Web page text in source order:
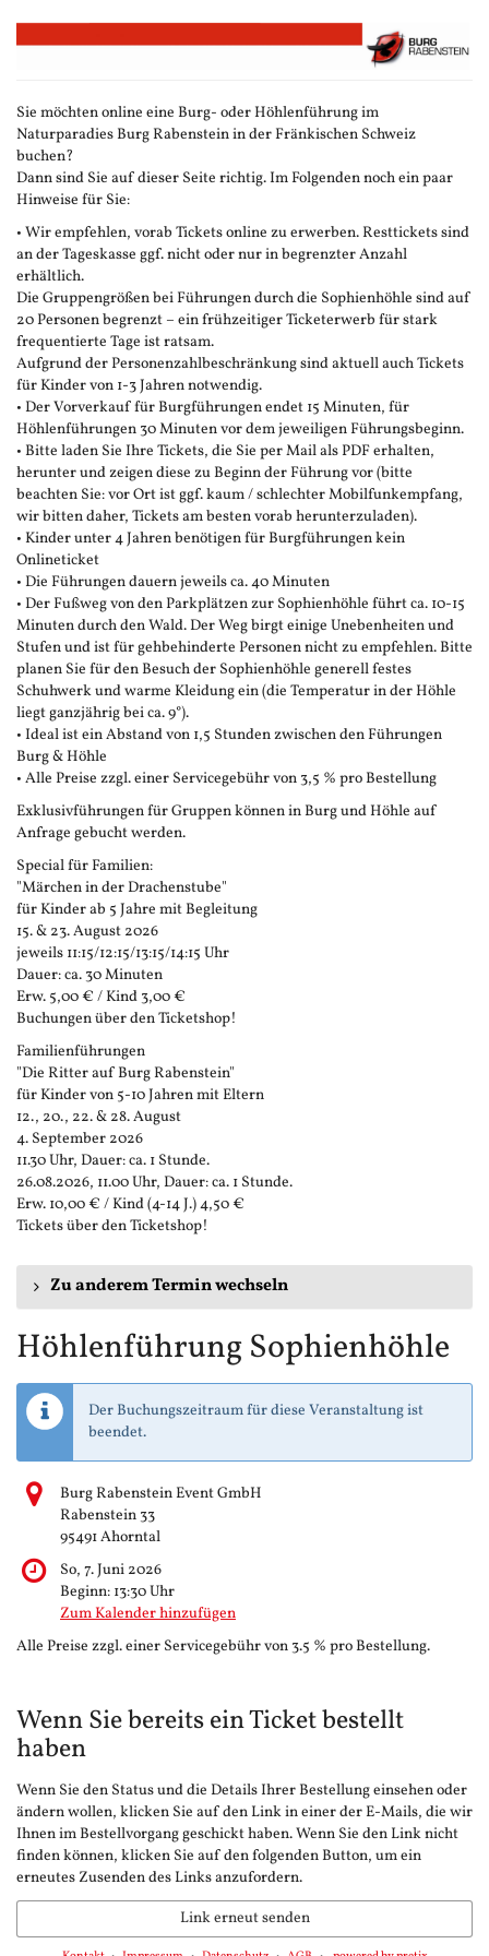
Zum
Haupt-
Sie möchten online eine Burg- oder Höhlenführung im
Naturparadies Burg Rabenstein in der Fränkischen Schweiz
buchen?
Dann sind Sie auf dieser Seite richtig. Im Folgenden noch ein paar
Hinweise für Sie:
• Wir empfehlen, vorab Tickets online zu erwerben. Resttickets sind
an der Tageskasse ggf. nicht oder nur in begrenzter Anzahl
erhältlich.
Die Gruppengrößen bei Führungen durch die Sophienhöhle sind auf
20 Personen begrenzt – ein frühzeitiger Ticketerwerb für stark
frequentierte Tage ist ratsam.
Aufgrund der Personenzahlbeschränkung sind aktuell auch Tickets
für Kinder von 1-3 Jahren notwendig.
• Der Vorverkauf für Burgführungen endet 15 Minuten, für
Höhlenführungen 30 Minuten vor dem jeweiligen Führungsbeginn.
• Bitte laden Sie Ihre Tickets, die Sie per Mail als PDF erhalten,
herunter und zeigen diese zu Beginn der Führung vor (bitte
beachten Sie: vor Ort ist ggf. kaum / schlechter Mobilfunkempfang,
wir bitten daher, Tickets am besten vorab herunterzuladen).
• Kinder unter 4 Jahren benötigen für Burgführungen kein
Onlineticket
• Die Führungen dauern jeweils ca. 40 Minuten
• Der Fußweg von den Parkplätzen zur Sophienhöhle führt ca. 10-15
Minuten durch den Wald. Der Weg birgt einige Unebenheiten und
Stufen und ist für gehbehinderte Personen nicht zu empfehlen. Bitte
planen Sie für den Besuch der Sophienhöhle generell festes
Schuhwerk und warme Kleidung ein (die Temperatur in der Höhle
liegt ganzjährig bei ca. 9°).
• Ideal ist ein Abstand von 1,5 Stunden zwischen den Führungen
Burg & Höhle
• Alle Preise zzgl. einer Servicegebühr von 3,5 % pro Bestellung
Exklusivführungen für Gruppen können in Burg und Höhle auf
Anfrage gebucht werden.
Special für Familien:
"Märchen in der Drachenstube"
für Kinder ab 5 Jahre mit Begleitung
15. & 23. August 2026
jeweils 11:15/12:15/13:15/14:15 Uhr
Dauer: ca. 30 Minuten
Erw. 5,00 € / Kind 3,00 €
Buchungen über den Ticketshop!
Familienführungen
"Die Ritter auf Burg Rabenstein"
für Kinder von 5-10 Jahren mit Eltern
12., 20., 22. & 28. August
4. September 2026
11.30 Uhr, Dauer: ca. 1 Stunde.
26.08.2026, 11.00 Uhr, Dauer: ca. 1 Stunde.
Erw. 10,00 € / Kind (4-14 J.) 4,50 €
Tickets über den Ticketshop!
Zu anderem Termin wechseln
Höhlenführung Sophienhöhle
Der Buchungszeitraum für diese Veranstaltung ist
beendet.
Burg Rabenstein Event GmbH
Rabenstein 33
95491 Ahorntal
So, 7. Juni 2026
Beginn: 13:30Uhr
Zum Kalender hinzufügen
Alle Preise zzgl. einer Servicegebühr von 3.5 % pro Bestellung.
Wenn Sie bereits ein Ticket bestellt
haben
Wenn Sie den Status und die Details Ihrer Bestellung einsehen oder
ändern wollen, klicken Sie auf den Link in einer der E-Mails, die wir
Ihnen im Bestellvorgang geschickt haben. Wenn Sie den Link nicht
finden können, klicken Sie auf den folgenden Button, um ein
erneutes Zusenden des Links anzufordern.
Link erneut senden